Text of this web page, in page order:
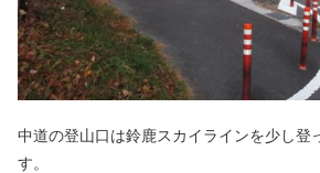
中道の登山口は鈴鹿スカイラインを少し登
す。